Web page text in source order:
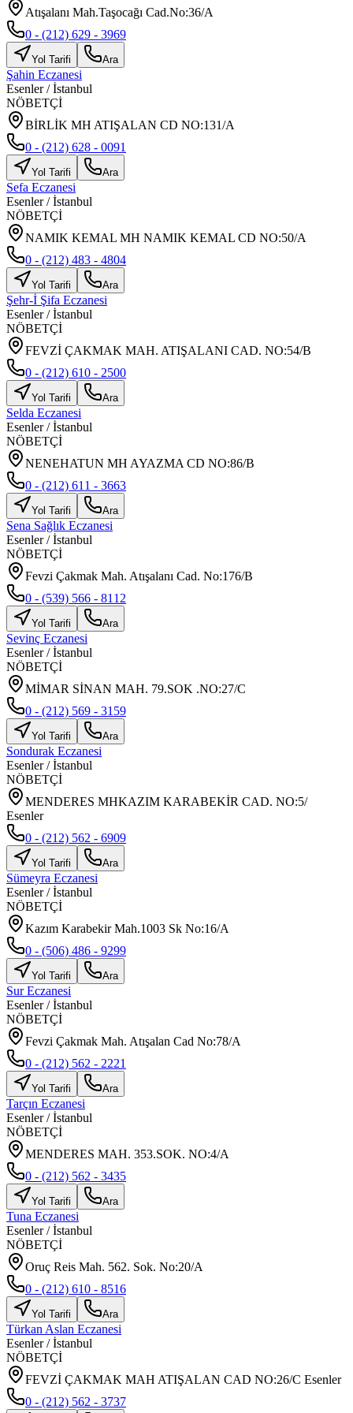
Atışalanı Mah.Taşocağı Cad.No:36/A
0 - (212) 629 - 3969
Yol Tarifi Ara
Şahin Eczanesi
Esenler/İstanbul
NÖBETÇİ
BİRLİK MH ATIŞALAN CD NO:131/A
0 - (212) 628 - 0091
Yol Tarifi Ara
Sefa Eczanesi
Esenler/İstanbul
NÖBETÇİ
NAMIK KEMAL MH NAMIK KEMAL CD NO:50/A
0 - (212) 483 - 4804
Yol Tarifi Ara
Şehr-İ Şifa Eczanesi
Esenler/İstanbul
NÖBETÇİ
FEVZİ ÇAKMAK MAH. ATIŞALANI CAD. NO:54/B
0 - (212) 610 - 2500
Yol Tarifi Ara
Selda Eczanesi
Esenler/İstanbul
NÖBETÇİ
NENEHATUN MH AYAZMA CD NO:86/B
0 - (212) 611 - 3663
Yol Tarifi Ara
Sena Sağlık Eczanesi
Esenler/İstanbul
NÖBETÇİ
Fevzi Çakmak Mah. Atışalanı Cad. No:176/B
0 - (539) 566 - 8112
Yol Tarifi Ara
Sevinç Eczanesi
Esenler/İstanbul
NÖBETÇİ
MİMAR SİNAN MAH. 79.SOK .NO:27/C
0 - (212) 569 - 3159
Yol Tarifi Ara
Sondurak Eczanesi
Esenler/İstanbul
NÖBETÇİ
MENDERES MHKAZIM KARABEKİR CAD. NO:5/
Esenler
0 - (212) 562 - 6909
Yol Tarifi Ara
Sümeyra Eczanesi
Esenler/İstanbul
NÖBETÇİ
Kazım Karabekir Mah.1003 Sk No:16/A
0 - (506) 486 - 9299
Yol Tarifi Ara
Sur Eczanesi
Esenler/İstanbul
NÖBETÇİ
Fevzi Çakmak Mah. Atışalan Cad No:78/A
0 - (212) 562 - 2221
Yol Tarifi Ara
Tarçın Eczanesi
Esenler/İstanbul
NÖBETÇİ
MENDERES MAH. 353.SOK. NO:4/A
0 - (212) 562 - 3435
Yol Tarifi Ara
Tuna Eczanesi
Esenler/İstanbul
NÖBETÇİ
Oruç Reis Mah. 562. Sok. No:20/A
0 - (212) 610 - 8516
Yol Tarifi Ara
Türkan Aslan Eczanesi
Esenler/İstanbul
NÖBETÇİ
FEVZİ ÇAKMAK MAH ATIŞALAN CAD NO:26/C Esenler
0 - (212) 562 - 3737